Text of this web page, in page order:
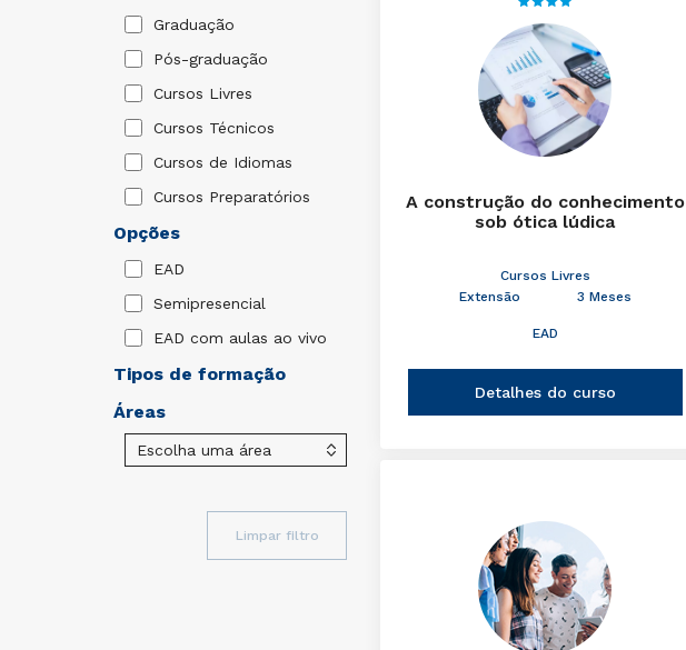
Graduação
Pós-graduação
Cursos Livres
Cursos Técnicos
Cursos de Idiomas
Cursos Preparatórios
Opções
EAD
Semipresencial
EAD com aulas ao vivo
Tipos de formação
Áreas
Limpar filtro
A construção do conhecimento
sob ótica lúdica
Cursos Livres
Extensão
3 Meses
EAD
Detalhes do curso